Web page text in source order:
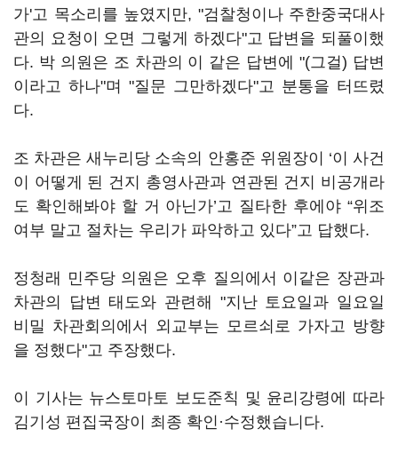
가'고 목소리를 높였지만, "검찰청이나 주한중국대사
관의 요청이 오면 그렇게 하겠다"고 답변을 되풀이했
다. 박 의원은 조 차관의 이 같은 답변에 "(그걸) 답변
이라고 하나"며 "질문 그만하겠다"고 분통을 터뜨렸
다.
조 차관은 새누리당 소속의 안홍준 위원장이 ‘이 사건
이 어떻게 된 건지 총영사관과 연관된 건지 비공개라
도 확인해봐야 할 거 아닌가’고 질타한 후에야 “위조
여부 말고 절차는 우리가 파악하고 있다”고 답했다.
정청래 민주당 의원은 오후 질의에서 이같은 장관과
차관의 답변 태도와 관련해 "지난 토요일과 일요일
비밀 차관회의에서 외교부는 모르쇠로 가자고 방향
을 정했다"고 주장했다.
이 기사는 뉴스토마토 보도준칙 및 윤리강령에 따라
김기성 편집국장이 최종 확인·수정했습니다.